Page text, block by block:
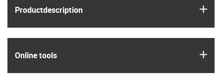
Product­description
Online tools